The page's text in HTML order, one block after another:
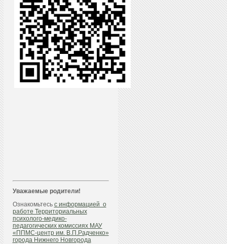
Уважаемые родители!
Ознакомьтесь с информацией о
работе Территориальных
психолого-медико-
педагогических комиссиях МАУ
«ППМС-центр им. В.П.Радченко»
города Нижнего Новгорода